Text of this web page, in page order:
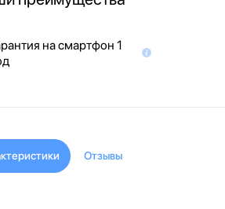
на смартфон 1
Отзывы